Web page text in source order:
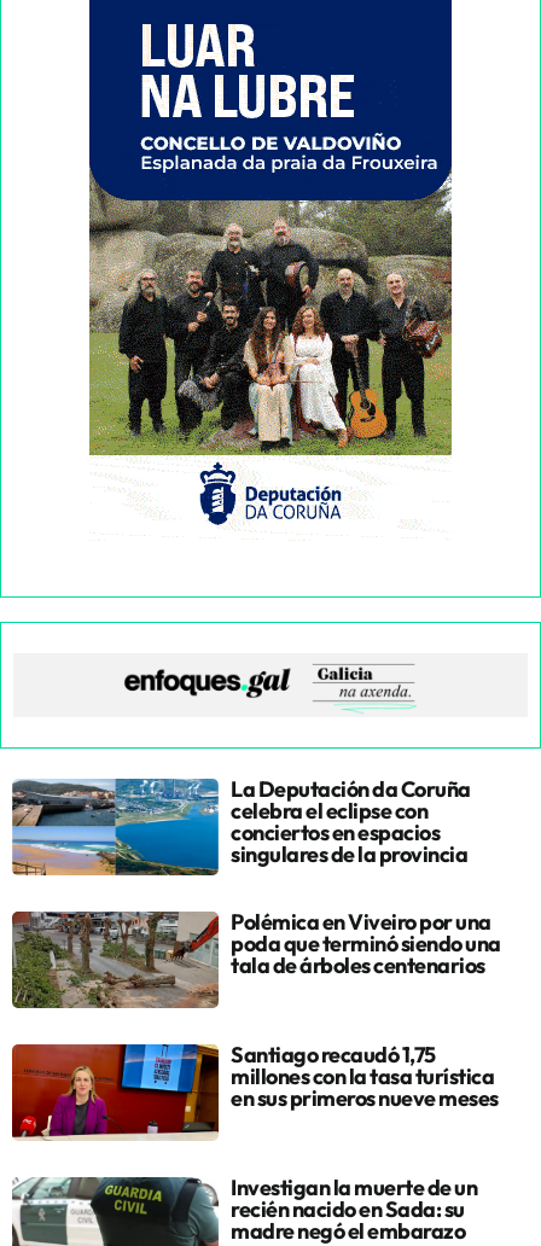
La Deputación da Coruña
celebra el eclipse con
conciertos en espacios
singulares de la provincia
Polémica en Viveiro por una
poda que terminó siendo una
tala de árboles centenarios
Santiago recaudó 1,75
millones con la tasa turística
en sus primeros nueve meses
Investigan la muerte de un
recién nacido en Sada: su
madre negó el embarazo